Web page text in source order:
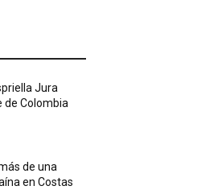
Jura
de Colombia
de una
en Costas